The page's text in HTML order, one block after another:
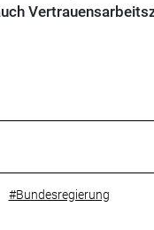
#Bundesregierung